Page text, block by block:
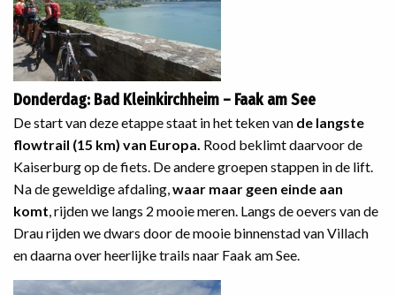
Donderdag: Bad Kleinkirchheim – Faak am See
De start van deze etappe staat in het teken van de langste
flowtrail (15 km) van Europa. Rood beklimt daarvoor de
Kaiserburg op de fiets. De andere groepen stappen in de lift.
Na de geweldige afdaling, waar maar geen einde aan
komt , rijden we langs 2 mooie meren. Langs de oevers van de
Drau rijden we dwars door de mooie binnenstad van Villach
en daarna over heerlijke trails naar Faak am See.